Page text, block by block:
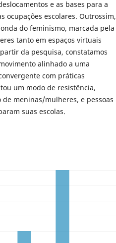
e as bases para a
ocupações escolares. Outrossim,
do feminismo, marcada pela
tanto em espaços virtuais
da pesquisa, constatamos
alinhado a uma
com práticas
um modo de resistência,
meninas/mulheres, e pessoas
suas escolas.